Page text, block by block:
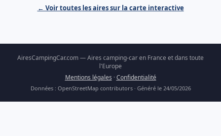
← Voir toutes les aires sur la carte interactive
AiresCampingCar.com — Aires camping-car en France et dans toute
l'Europe
Mentions légales ·Confidentialité
Données : OpenStreetMap contributors · Généré le 24/05/2026